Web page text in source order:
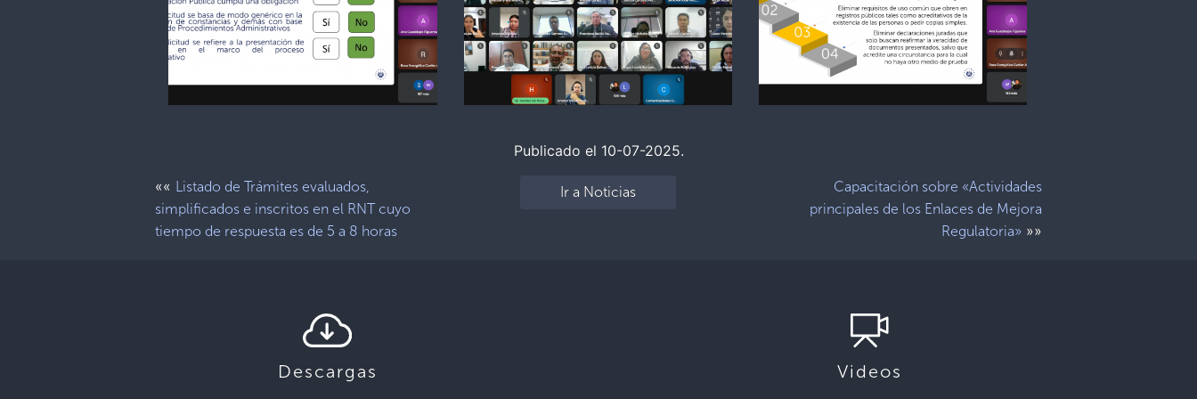
Publicado el 10-07-2025.
«« Listado de Trámites evaluados,
simplificados e inscritos en el RNT cuyo
tiempo de respuesta es de 5 a 8 horas
Ir a Noticias
Capacitación sobre «Actividades
principales de los Enlaces de Mejora
Regulatoria»»»
Descargas Videos